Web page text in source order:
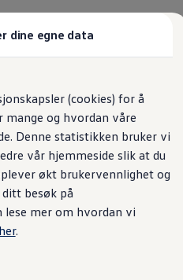
dine egne data
(cookies) for å
og hvordan våre
Denne statistikken bruker vi
vår hjemmeside slik at du
økt brukervennlighet og
besøk på
lese mer om hvordan vi
.
5+
for innholdet på denne siden.